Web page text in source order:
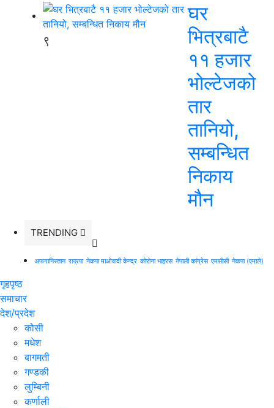
९
घर
भित्रबाटै
११ हजार
भोल्टेजको
तार
तानियो,
सम्बन्धित
निकाय
मौन
TRENDING
अफगानिस्तान राप्रपा नेकपा माओवादी केन्द्र कोरोना भाइरस नेपाली कांग्रेस एमसीसी नेकपा (एमाले)
गृहपृष्ठ
समाचार
देश/प्रदेश
कोसी
मधेश
बागमती
गण्डकी
लुम्बिनी
कर्णाली